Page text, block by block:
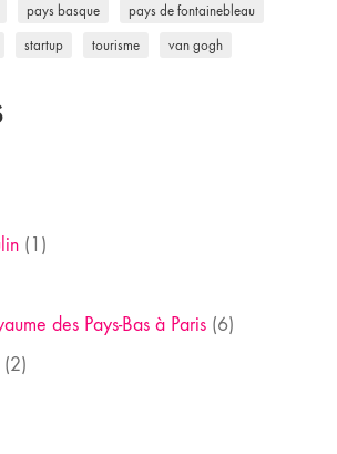
pays basque pays de fontainebleau
startup tourisme van gogh
(1)
des Pays-Bas à Paris (6)
(2)